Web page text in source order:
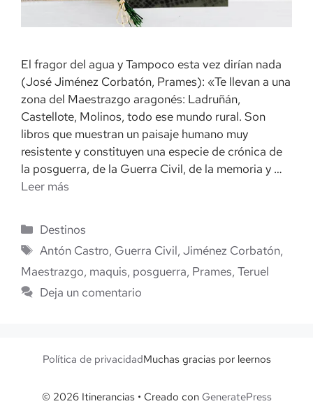
El fragor del agua y Tampoco esta vez dirían nada
(José Jiménez Corbatón, Prames): «Te llevan a una
zona del Maestrazgo aragonés: Ladruñán,
Castellote, Molinos, todo ese mundo rural. Son
libros que muestran un paisaje humano muy
resistente y constituyen una especie de crónica de
la posguerra, de la Guerra Civil, de la memoria y …
Leer más
Categorías
Destinos
Etiquetas
Antón Castro, Guerra Civil,Jiménez Corbatón,
Maestrazgo, maquis, posguerra, Prames, Teruel
Deja un comentario
Política de privacidadMuchas gracias por leernos
© 2026 Itinerancias• Creado con GeneratePress